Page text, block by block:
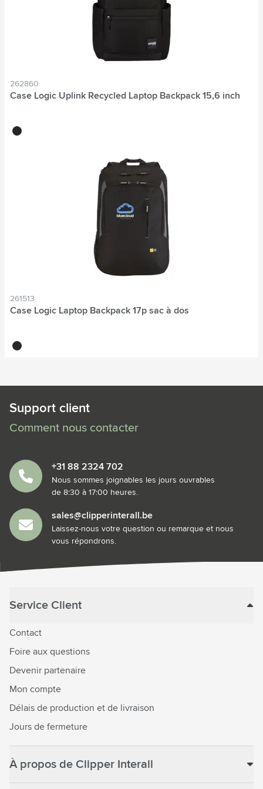
262860
Case Logic Uplink Recycled Laptop Backpack 15,6 inch
noir
261513
Case Logic Laptop Backpack 17p sac à dos
noir
Support client
Comment nous contacter
+31 88 2324 702
Nous sommes joignables les jours ouvrables
de 8:30 à 17:00 heures.
sales@clipperinterall.be
Laissez-nous votre question ou remarque et nous
vous répondrons.
Service Client
Contact
Foire aux questions
Devenir partenaire
Mon compte
Délais de production et de livraison
Jours de fermeture
À propos de Clipper Interall